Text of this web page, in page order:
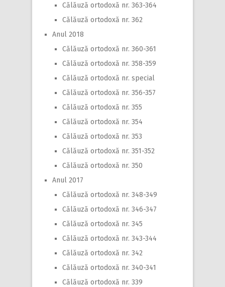
Călăuză ortodoxă nr. 363-364
Călăuză ortodoxă nr. 362
Anul 2018
Călăuză ortodoxă nr. 360-361
Călăuză ortodoxă nr. 358-359
Călăuză ortodoxă nr. special
Călăuză ortodoxă nr. 356-357
Călăuză ortodoxă nr. 355
Călăuză ortodoxă nr. 354
Călăuză ortodoxă nr. 353
Călăuză ortodoxă nr. 351-352
Călăuză ortodoxă nr. 350
Anul 2017
Călăuză ortodoxă nr. 348-349
Călăuză ortodoxă nr. 346-347
Călăuză ortodoxă nr. 345
Călăuză ortodoxă nr. 343-344
Călăuză ortodoxă nr. 342
Călăuză ortodoxă nr. 340-341
Călăuză ortodoxă nr. 339